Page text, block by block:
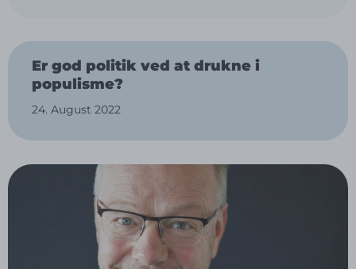
Er god politik ved at drukne i
populisme?
24. August 2022